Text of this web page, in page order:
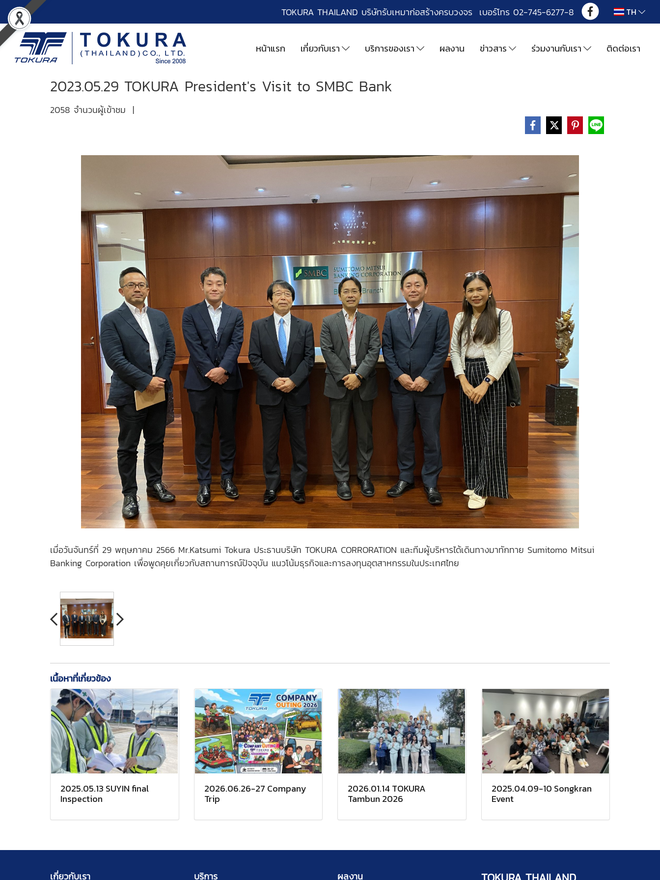
TOKURA THAILAND บริษัทรับเหมาก่อสร้างครบวงจร เบอร์โทร 02-745-6277-8 TH
หน้าแรก เกี่ยวกับเรา บริการของเรา ผลงาน ข่าวสาร ร่วมงานกับเรา ติดต่อเรา
2023.05.29 TOKURA President's Visit to SMBC Bank
2058 จำนวนผู้เข้าชม |
เมื่อวันจันทร์ที่ 29 พฤษภาคม 2566 Mr.Katsumi Tokura ประธานบริษัท TOKURA CORRORATION และทีมผู้บริหารได้เดินทางมาทักทาย Sumitomo Mitsui
Banking Corporation เพื่อพูดคุยเกี่ยวกับสถานการณ์ปัจจุบัน แนวโน้มธุรกิจและการลงทุนอุตสาหกรรมในประเทศไทย
เนื้อหาที่เกี่ยวข้อง
2025.05.13 SUYIN final
Inspection
2026.06.26-27 Company
Trip
2026.01.14 TOKURA
Tambun 2026
2025.04.09-10 Songkran
Event
เกี่ยวกับเรา บริการ ผลงาน